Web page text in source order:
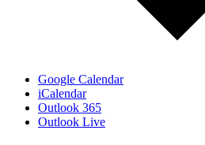
Google Calendar
iCalendar
Outlook 365
Outlook Live